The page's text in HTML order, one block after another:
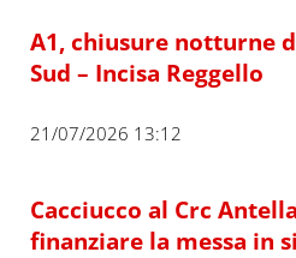
A1, chiusure notturne
Sud – Incisa Reggello
21/07/2026 13:12
Cacciucco al Crc
finanziare la messa in